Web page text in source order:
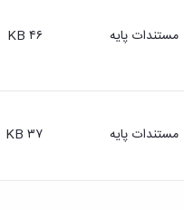
مستندات پایه ۴۶ KB
مستندات پایه ۳۷ KB